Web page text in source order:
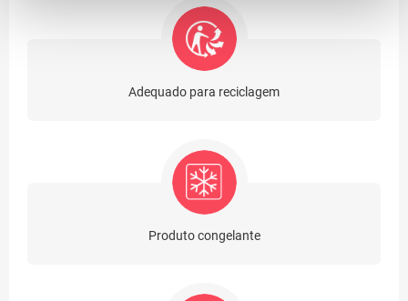
Adequado para reciclagem
Produto congelante